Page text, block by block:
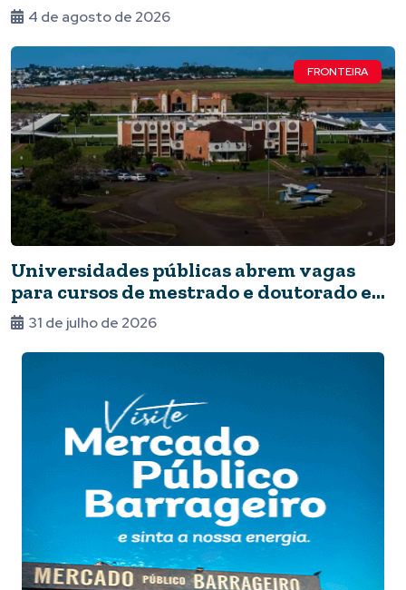
4 de agosto de 2026
FRONTEIRA
Universidades públicas abrem vagas
para cursos de mestrado e doutorado em
Foz31 de julho de 2026